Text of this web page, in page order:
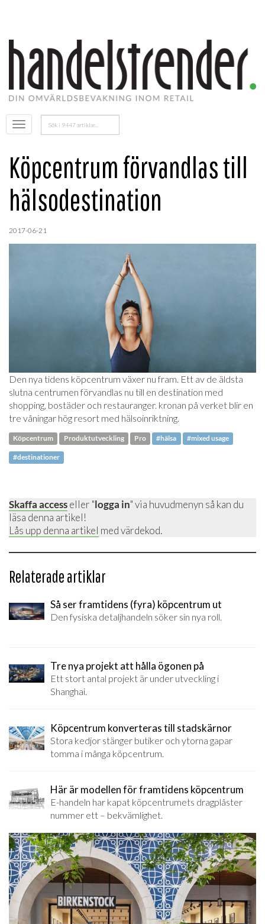
Öppna
menyn
Sök
efter:
Köpcentrum förvandlas till
hälsodestination
2017-06-21
Den nya tidens köpcentrum växer nu fram. Ett av de äldsta
slutna centrumen förvandlas nu till en destination med
shopping, bostäder och restauranger. kronan på verket blir en
tre våningar hög resort med hälsoinriktning.
Köpcentrum Produktutveckling Pro #hälsa #mixed usage
#destinationer
Skaffa accesseller "logga in" via huvudmenyn så kan du
läsa denna artikel!
Lås upp denna artikel med värdekod.
Relaterade artiklar
Så ser framtidens (fyra) köpcentrum ut
Den fysiska detaljhandeln söker sin nya roll.
Tre nya projekt att hålla ögonen på
Ett stort antal projekt är under utveckling i
Shanghai.
Köpcentrum konverteras till stadskärnor
Stora kedjor stänger butiker och ytorna gapar
tomma i många köpcentrum.
Här är modellen för framtidens köpcentrum
E-handeln har kapat köpcentrumets dragplåster
nummer ett – bekvämlighet.